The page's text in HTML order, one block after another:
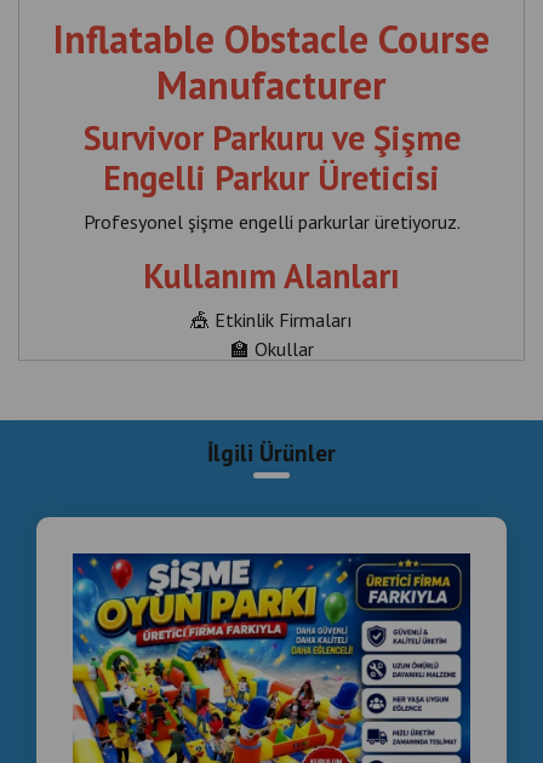
Inflatable Obstacle Course
Manufacturer
Survivor Parkuru ve Şişme
Engelli Parkur Üreticisi
Profesyonel şişme engelli parkurlar üretiyoruz.
Kullanım Alanları
🎪 Etkinlik Firmaları
🏫 Okullar
Ürünler
✅ Şişme Tırmanma Duvarları
✅ Yarışma Parkurları
📞 0537 718 07 47
Inflatable Playground, Commercial Inflatable Park,
Inflatable Theme Park, Bounce House, Inflatable
Obstacle Course, Children's Activity Park , Şişme Oyun
İlgili Ürünler